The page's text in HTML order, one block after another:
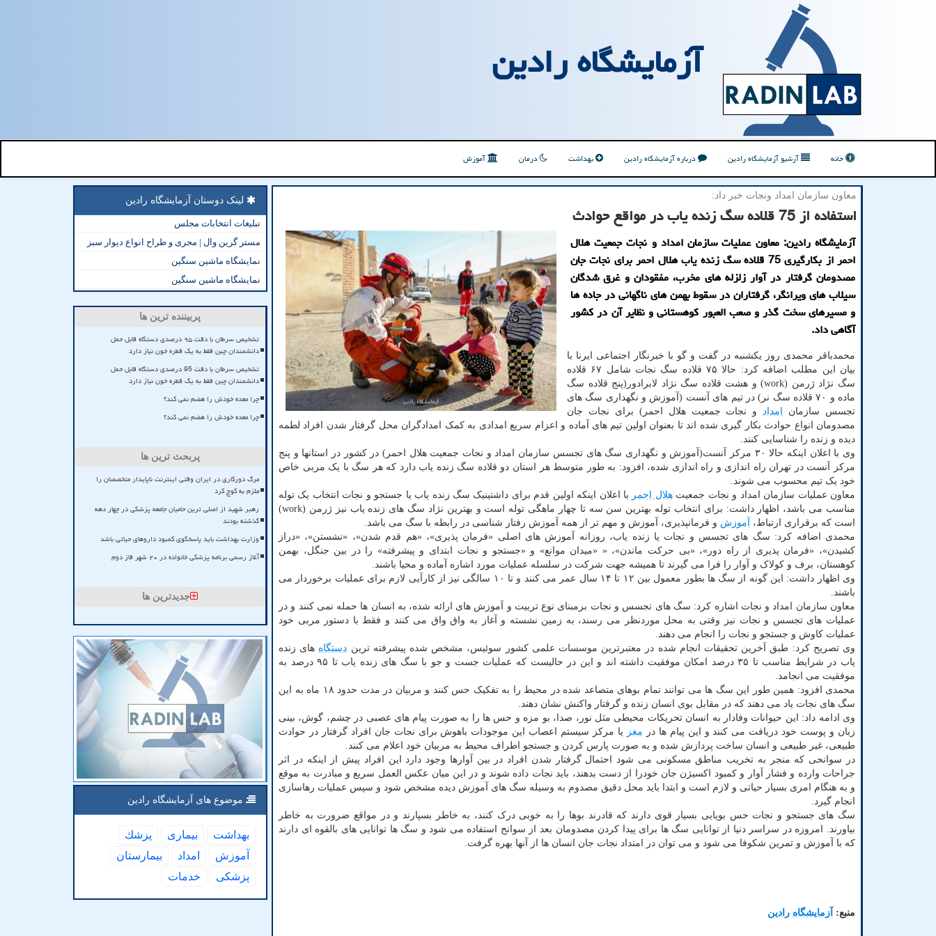
آزمایشگاه رادین
خانه آرشیو آزمایشگاه رادین درباره آزمایشگاه رادین بهداشت درمان آموزش
معاون سازمان امداد ونجات خبر داد:
استفاده از 75 قلاده سگ زنده یاب در مواقع حوادث
آزمایشگاه رادین: معاون عملیات سازمان امداد و نجات جمعیت هلال
احمر از بكارگیری 75 قلاده سگ زنده یاب هلال احمر برای نجات جان
مصدومان گرفتار در آوار زلزله های مخرب، مفقودان و غرق شدگان
سیلاب های ویرانگر، گرفتاران در سقوط بهمن های ناگهانی در جاده ها
و مسیرهای سخت گذر و صعب العبور كوهستانی و نظایر آن در كشور
آگاهی داد.
محمدباقر محمدی روز یکشنبه در گفت و گو با خبرنگار اجتماعی ایرنا با
بیان این مطلب اضافه کرد: حالا ۷۵ قلاده سگ نجات شامل ۶۷ قلاده
سگ نژاد ژرمن (work) و هشت قلاده سگ نژاد لابرادور(پنج قلاده سگ
ماده و ۷۰ قلاده سگ نر) در تیم های آنست (آموزش و نگهداری سگ های
تجسس سازمان
امدادو نجات جمعیت هلال احمر) برای نجات جان
مصدومان انواع حوادث بکار گیری شده اند تا بعنوان اولین تیم های آماده و اعزام سریع امدادی به کمک امدادگران محل گرفتار شدن افراد لطمه
دیده و زنده را شناسایی کنند.
وی با اعلان اینکه حالا ۳۰ مرکز آنست(آموزش و نگهداری سگ های تجسس سازمان امداد و نجات جمعیت هلال احمر) در کشور در استانها و پنج
مرکز آنست در تهران راه اندازی و راه اندازی شده، افزود: به طور متوسط هر استان دو قلاده سگ زنده یاب دارد که هر سگ با یک مربی خاص
خود یک تیم محسوب می شوند.
معاون عملیات سازمان امداد و نجات جمعیتهلال احمر با اعلان اینکه اولین قدم برای داشتینیک سگ زنده یاب یا جستجو و نجات انتخاب یک توله
مناسب می باشد، اظهار داشت: برای انتخاب توله بهترین سن سه تا چهار ماهگی توله است و بهترین نژاد سگ های زنده یاب نیز ژرمن (work)
است که برقراری ارتباط،
آموزش و فرمانپذیری، آموزش و مهم تر از همه آموزش رفتار شناسی در رابطه با سگ می باشد.
محمدی اضافه کرد: سگ های تجسس و نجات یا زنده یاب، روزانه آموزش های اصلی «فرمان پذیری»، «هم قدم شدن»، «نشستن»، «دراز
کشیدن»، «فرمان پذیری از راه دور»، «بی حرکت ماندن»، « «میدان موانع» و «جستجو و نجات ابتدای و پیشرفته» را در بین جنگل، بهمن
کوهستان، برف و کولاک و آوار را فرا می گیرند تا همیشه جهت شرکت در سلسله عملیات مورد اشاره آماده و محیا باشند.
وی اظهار داشت: این گونه از سگ ها بطور معمول بین ۱۲ تا ۱۴ سال عمر می کنند و تا ۱۰ سالگی نیز از کارآیی لازم برای عملیات برخوردار می
باشند.
معاون سازمان امداد و نجات اشاره کرد: سگ های تجسس و نجات برمبنای نوع تربیت و آموزش های ارائه شده، به انسان ها حمله نمی کنند و در
عملیات های تجسس و نجات نیز وقتی به محل موردنظر می رسند، به زمین نشسته و آغاز به واق واق می کنند و فقط با دستور مربی خود
عملیات کاوش و جستجو و نجات را انجام می دهند.
وی تصریح کرد: طبق آخرین تحقیقات انجام شده در معتبرترین موسسات علمی کشور سوئیس، مشخص شده پیشرفته ترین دستگاه های زنده
یاب در شرایط مناسب تا ۳۵ درصد امکان موفقیت داشته اند و این در حالیست که عملیات جست و جو با سگ های زنده یاب تا ۹۵ درصد به
موفقیت می انجامد.
محمدی افزود: همین طور این سگ ها می توانند تمام بوهای متصاعد شده در محیط را به تفکیک حس کنند و مربیان در مدت حدود ۱۸ ماه به این
سگ های نجات یاد می دهند که در مقابل بوی انسان زنده و گرفتار واکنش نشان دهند.
وی ادامه داد: این حیوانات وفادار به انسان تحریکات محیطی مثل نور، صدا، بو مزه و حس ها را به صورت پیام های عصبی در چشم، گوش، بینی
زبان و پوست خود دریافت می کنند و این پیام ها در مغز
یا مرکز سیستم اعصاب این موجودات باهوش برای نجات جان افراد گرفتار در حوادث
طبیعی، غیر طبیعی و انسان ساخت پردازش شده و به صورت پارس کردن و جستجو اطراف محیط به مربیان خود اعلام می کنند.
در سوانحی که منجر به تخریب مناطق مسکونی می شود احتمال گرفتار شدن افراد در بین آوارها وجود دارد این افراد پیش از اینکه در اثر
جراحات وارده و فشار آوار و کمبود اکسیژن جان خودرا از دست بدهند، باید نجات داده شوند و در این میان عکس العمل سریع و مبادرت به موقع
و به هنگام امری بسیار حیاتی و لازم است و ابتدا باید محل دقیق مصدوم به وسیله سگ های آموزش دیده مشخص شود و سپس عملیات رهاسازی
انجام گیرد.
سگ های جستجو و نجات حس بویایی بسیار قوی دارند که قادرند بوها را به خوبی درک کنند، به خاطر بسپارند و در مواقع ضرورت به خاطر
بیاورند. امروزه در سراسر دنیا از توانایی سگ ها برای پیدا کردن مصدومان بعد از سوانح استفاده می شود و سگ ها توانایی های بالقوه ای دارند
که با آموزش و تمرین شکوفا می شود و می توان در امتداد نجات جان انسان ها از آنها بهره گرفت.
منبع: آزمایشگاه رادین
لینک دوستان آزمایشگاه رادین
تبلیغات انتخابات مجلس
مستر گرین وال | مجری و طراح انواع دیوار سبز
نمایشگاه ماشین سنگین
نمایشگاه ماشین سنگین
پربیننده ترین ها
تشخیص سرطان با دقت ۹۵ درصدی دستگاه قابل حمل
دانشمندان چین فقط به یک قطره خون نیاز دارد
تشخیص سرطان با دقت 95 درصدی دستگاه قابل حمل
دانشمندان چین فقط به یک قطره خون نیاز دارد
چرا معده خودش را هضم نمی کند؟
چرا معده خودش را هضم نمی کند؟
پربحث ترین ها
مرگ دورکاری در ایران وقتی اینترنت ناپایدار متخصصان را
ملزم به کوچ کرد
رهبر شهید از اصلی ترین حامیان جامعه پزشکی در چهار دهه
گذشته بودند
وزارت بهداشت باید پاسخگوی کمبود داروهای حیاتی باشد
آغاز رسمی برنامه پزشکی خانواده در ۲۰ شهر فاز دوم
جدیدترین ها
موضوع های آزمایشگاه رادین
بهداشت بیماری
پزشك
آموزش
امداد
بیمارستان
پزشكی
خدمات